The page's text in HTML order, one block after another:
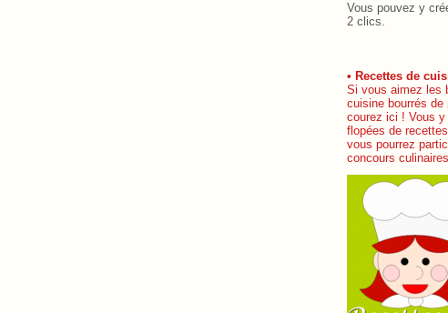
Vous pouvez y
2 clics.
• Recettes de
Si vous aimez les
cuisine bourrés de
courez ici ! Vous y
flopées de
vous pourrez
concours